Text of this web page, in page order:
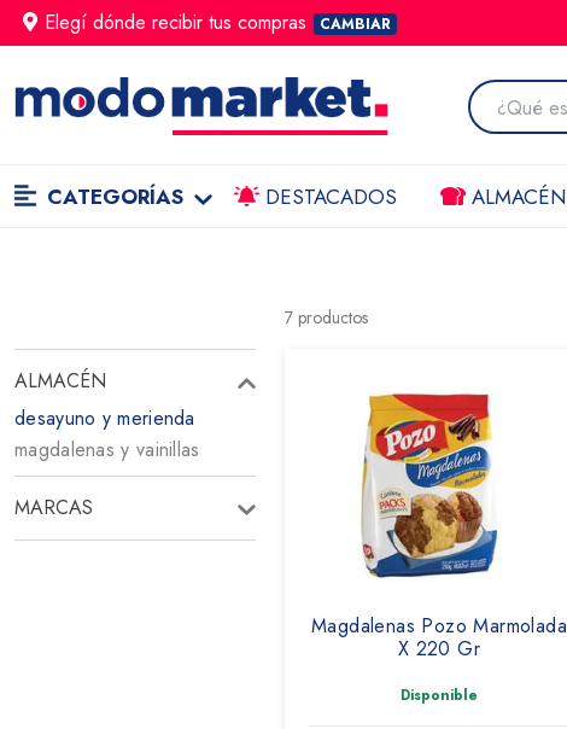
Elegí dónde recibir tus compras CAMBIAR
CATEGORÍAS DESTACADOS ALMACÉN
7 productos
ALMACÉN
desayuno y merienda
magdalenas y vainillas
MARCAS
POZO
Magdalenas Pozo Marmolada
X 220 Gr
Disponible